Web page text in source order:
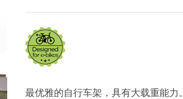
最优雅的自行车架，具有大载重能力。